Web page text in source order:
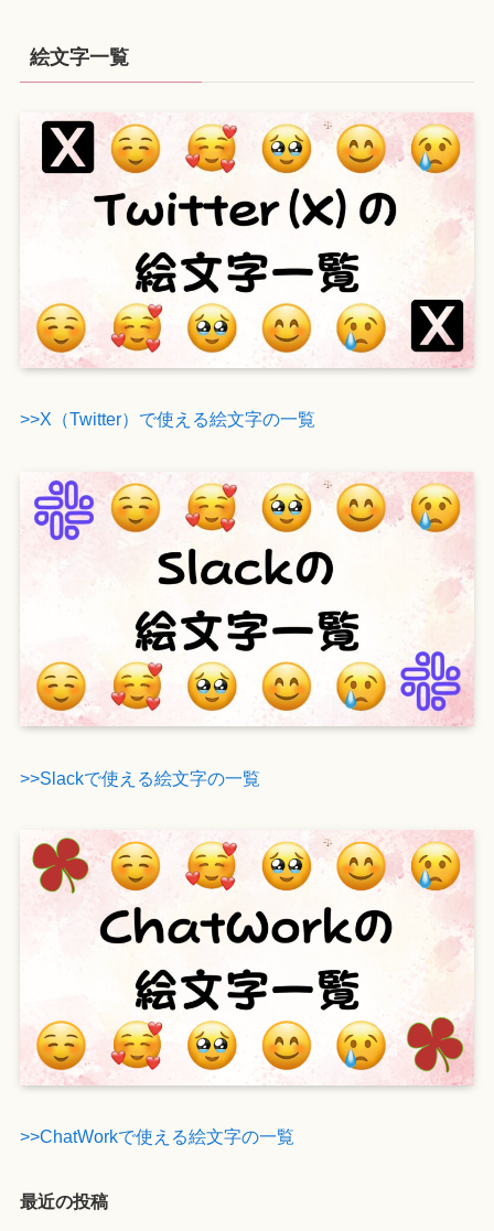
絵文字一覧
>>X（Twitter）で使える絵文字の一覧
>>Slackで使える絵文字の一覧
>>ChatWorkで使える絵文字の一覧
最近の投稿